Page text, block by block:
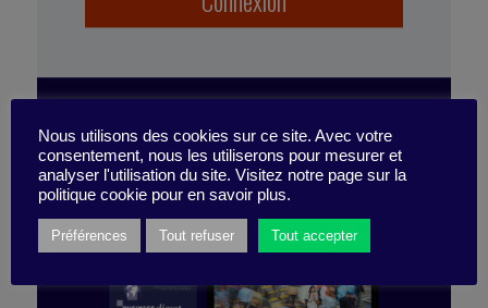
ABONNEZ-VOUS
À LA PUBLICATION
collective,intégration,ULT,ressources humaines
technologies,mobiliser,diversité,équipes
Shane snow,équipe de rêve,changement,équipe
coopération ,Dream teams,diversité cognitive
collaboration,engagement,inclusion ,fusion,
réorganisation
équipes antagonistes
performance
organisation WebCT
Nous utilisons des cookies sur ce site. Avec votre
consentement, nous les utiliserons pour mesurer et
analyser l'utilisation du site. Visitez notre page sur la
politique cookie pour en savoir plus.
Préférences Tout refuser Tout accepter